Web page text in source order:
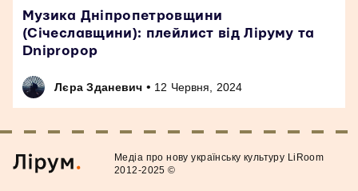
Музика Дніпропетровщини
(Січеславщини): плейлист від Ліруму та
Dnipropop
Лєра Зданевич • 12 Червня, 2024
Медiа про нову українську культуру LiRoom
2012-2025 ©